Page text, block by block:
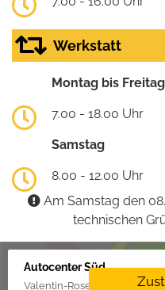
Werkstatt
Montag bis Freitag
7.00 - 18.00 Uhr
Samstag
8.00 - 12.00 Uhr
Am Samstag den
technischen
Autocenter Süd
Valentin-Rose-Str. 3, 16816